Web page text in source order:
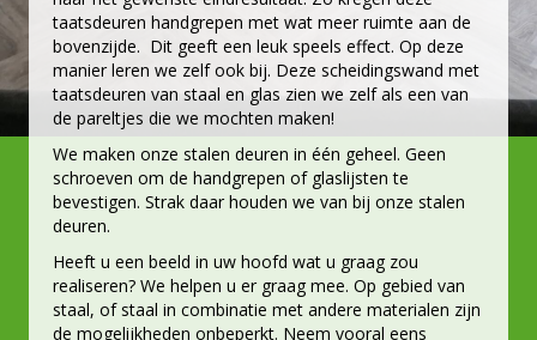
taatsdeuren handgrepen met wat meer ruimte aan de
bovenzijde. Dit geeft een leuk speels effect. Op deze
manier leren we zelf ook bij. Deze scheidingswand met
taatsdeuren van staal en glas zien we zelf als een van
de pareltjes die we mochten maken!
We maken onze stalen deuren in één geheel. Geen
schroeven om de handgrepen of glaslijsten te
bevestigen. Strak daar houden we van bij onze stalen
deuren.
Heeft u een beeld in uw hoofd wat u graag zou
realiseren? We helpen u er graag mee. Op gebied van
staal, of staal in combinatie met andere materialen zijn
de mogelijkheden onbeperkt. Neem vooral eens